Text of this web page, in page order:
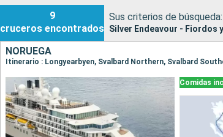
9
cruceros encontrados
Sus criterios de búsqueda:
Silver Endeavour - Fiordos
NORUEGA
Itinerario : Longyearbyen, Svalbard Northern, Svalbard
Comidas